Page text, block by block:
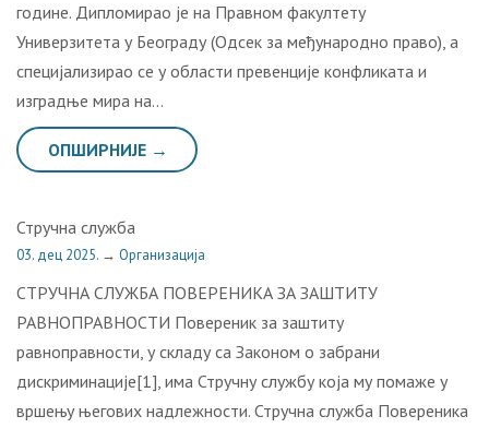
године. Дипломирао је на Правном факултету
Универзитета у Београду (Одсек за међународно право), а
специјализирао се у области превенције конфликата и
изградње мира на…
ОПШИРНИЈЕ →
Стручна служба
03. дец 2025. → Организација
СТРУЧНА СЛУЖБА ПОВЕРЕНИКА ЗА ЗАШТИТУ
РАВНОПРАВНОСТИ Повереник за заштиту
равноправности, у складу са Законом о забрани
дискриминације[1], има Стручну службу која му помаже у
вршењу његових надлежности. Стручна служба Повереника